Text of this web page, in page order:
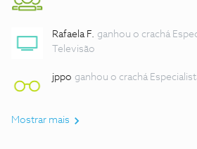
Rafaela F. ganhou o crachá
Televisão
jppo ganhou o crachá
Mostrar mais